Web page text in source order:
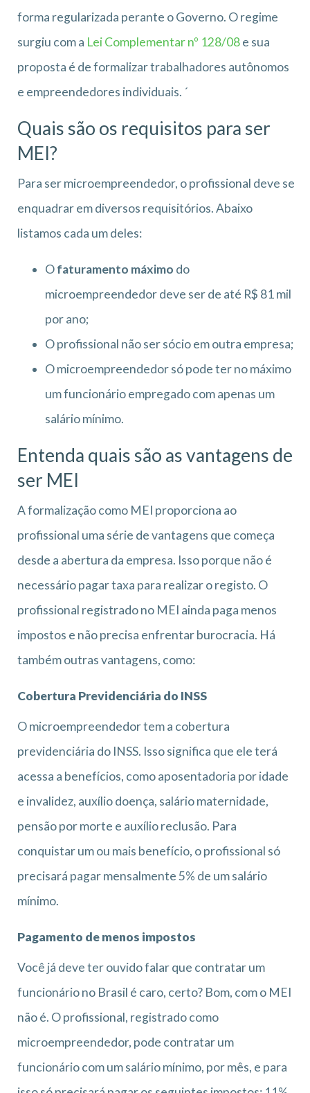
forma regularizada perante o Governo. O regime
surgiu com a Lei Complementar nº 128/08e sua
proposta é de formalizar trabalhadores autônomos
e empreendedores individuais. ´
Quais são os requisitos para ser
MEI?
Para ser microempreendedor, o profissional deve se
enquadrar em diversos requisitórios. Abaixo
listamos cada um deles:
Ofaturamento máximo do
microempreendedor deve ser de até R$ 81 mil
por ano;
O profissional não ser sócio em outra empresa;
O microempreendedor só pode ter no máximo
um funcionário empregado com apenas um
salário mínimo.
Entenda quais são as vantagens de
ser MEI
A formalização como MEI proporciona ao
profissional uma série de vantagens que começa
desde a abertura da empresa. Isso porque não é
necessário pagar taxa para realizar o registo. O
profissional registrado no MEI ainda paga menos
impostos e não precisa enfrentar burocracia. Há
também outras vantagens, como:
Cobertura Previdenciária do INSS
O microempreendedor tem a cobertura
previdenciária do INSS. Isso significa que ele terá
acessa a benefícios, como aposentadoria por idade
e invalidez, auxílio doença, salário maternidade,
pensão por morte e auxílio reclusão. Para
conquistar um ou mais benefício, o profissional só
precisará pagar mensalmente 5% de um salário
mínimo.
Pagamento de menos impostos
Você já deve ter ouvido falar que contratar um
funcionário no Brasil é caro, certo? Bom, com o MEI
não é. O profissional, registrado como
microempreendedor, pode contratar um
funcionário com um salário mínimo, por mês, e para